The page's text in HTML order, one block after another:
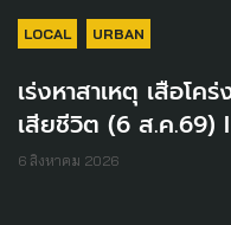
LOCAL URBAN
เร่งหาสาเหตุ เสือโค
เสียชีวิต (6 ส.ค.69)
6 สิงหาคม 2026